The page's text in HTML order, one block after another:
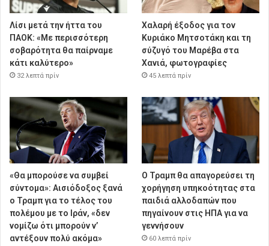
Λίσι μετά την ήττα του
ΠΑΟΚ: «Με περισσότερη
σοβαρότητα θα παίρναμε
κάτι καλύτερο»
32 λεπτά πρίν
Χαλαρή έξοδος για τον
Κυριάκο Μητσοτάκη και τη
σύζυγό του Μαρέβα στα
Χανιά, φωτογραφίες
45 λεπτά πρίν
«Θα μπορούσε να συμβεί
σύντομα»: Αισιόδοξος ξανά
ο Τραμπ για το τέλος του
πολέμου με το Ιράν, «δεν
νομίζω ότι μπορούν ν’
αντέξουν πολύ ακόμα»
Ο Τραμπ θα απαγορεύσει τη
χορήγηση υπηκοότητας στα
παιδιά αλλοδαπών που
πηγαίνουν στις ΗΠΑ για να
γεννήσουν
60 λεπτά πρίν